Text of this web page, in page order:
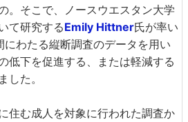
。そこで、ノースウエスタン大学
て研究するEmily Hittner氏が率い
わたる縦断調査のデータを用い
低下を促進する、または軽減する
した。
住む成人を対象に行われた調査か